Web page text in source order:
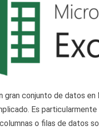
gran conjunto de datos
Es particularmente
o filas de datos